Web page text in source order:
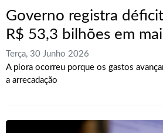
Governo registra
R$ 53,3 bilhões em
Terça, 30 Junho 2026
A piora ocorreu porque os gastos
a arrecadação